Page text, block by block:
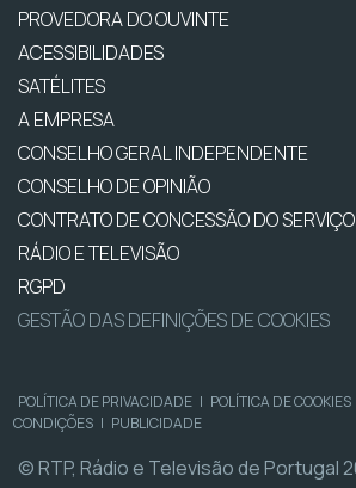
PROVEDORA DO OUVINTE
ACESSIBILIDADES
SATÉLITES
A EMPRESA
CONSELHO GERAL INDEPENDENTE
CONSELHO DE OPINIÃO
CONTRATO DE CONCESSÃO DO
RÁDIO E TELEVISÃO
RGPD
GESTÃO DAS DEFINIÇÕES DE COOKIES
POLÍTICA DE PRIVACIDADE | POLÍTICA DE COOKIES
CONDIÇÕES | PUBLICIDADE
© RTP, Rádio e Televisão de Portugal